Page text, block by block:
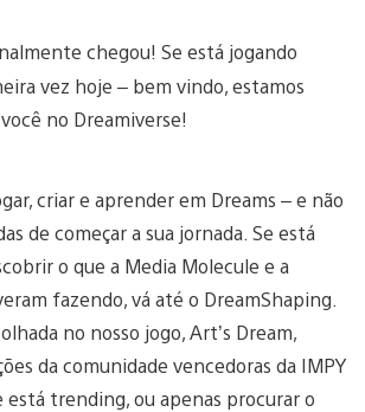
chegou! Se está jogando
vez hoje – bem vindo, estamos
no Dreamiverse!
criar e aprender em Dreams – e não
de começar a sua jornada. Se está
o que a Media Molecule e a
fazendo, vá até o DreamShaping.
no nosso jogo, Art’s Dream,
da comunidade vencedoras da IMPY
está trending, ou apenas procurar o